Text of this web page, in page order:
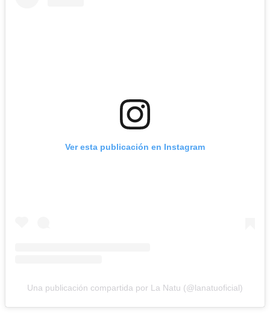
Ver esta publicación en Instagram
Una publicación compartida por La Natu (@lanatuoficial)